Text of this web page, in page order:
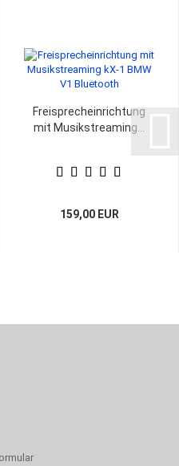
Freisprecheinrichtung
mit Musikstreaming...
159,00 EUR